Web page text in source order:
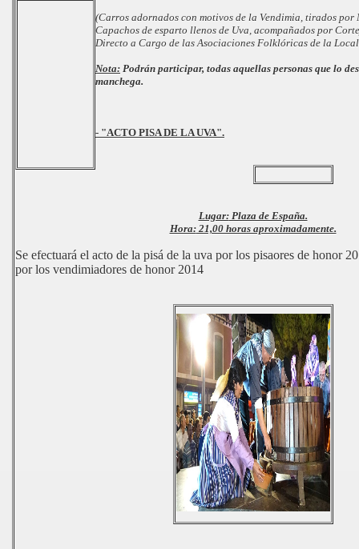
(Carros adornados con motivos de la Vendimia, tirados
Capachos de esparto llenos de Uva, acompañados por
Directo a Cargo de las Asociaciones Folklóricas de la
Nota: Podrán participar, todas aquellas personas que lo
manchega.
- "ACTO PISA DE LA UVA".
Lugar:Plaza de España.
Hora:21,00 horas aproximadamente.
Se efectuará el acto de la pisá de la uva por los pisaores de honor
por los vendimiadores de honor 2014